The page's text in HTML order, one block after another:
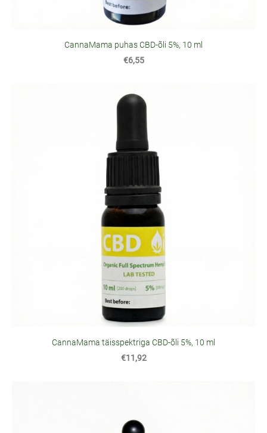
CannaMama puhas CBD-õli 5%, 10 ml
€6,55
CannaMama täisspektriga CBD-õli 5%, 10 ml
€11,92